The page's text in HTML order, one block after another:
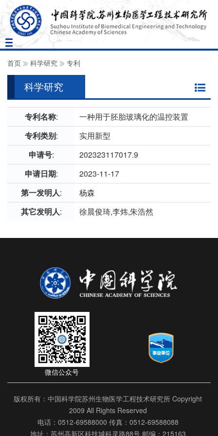
Toggle
navigation
首页 科学研究 专利
科学研究
专利名称:
一种用于胚胎玻璃化的温控装置
专利类别:
实用新型
申请号:
202323117017.9
申请日期:
2023-11-17
第一发明人:
杨森
其它发明人: 徐晨俊琦,李炜,朱浩然
微信公众号
版权所有：中国科学院苏州生物医学工程技术研究所 Copyright
2009 All Rights Reserved
电话：0512-69588000 传真：0512-69588088
地址：苏州高新区科技城科灵路88号 邮编：215163